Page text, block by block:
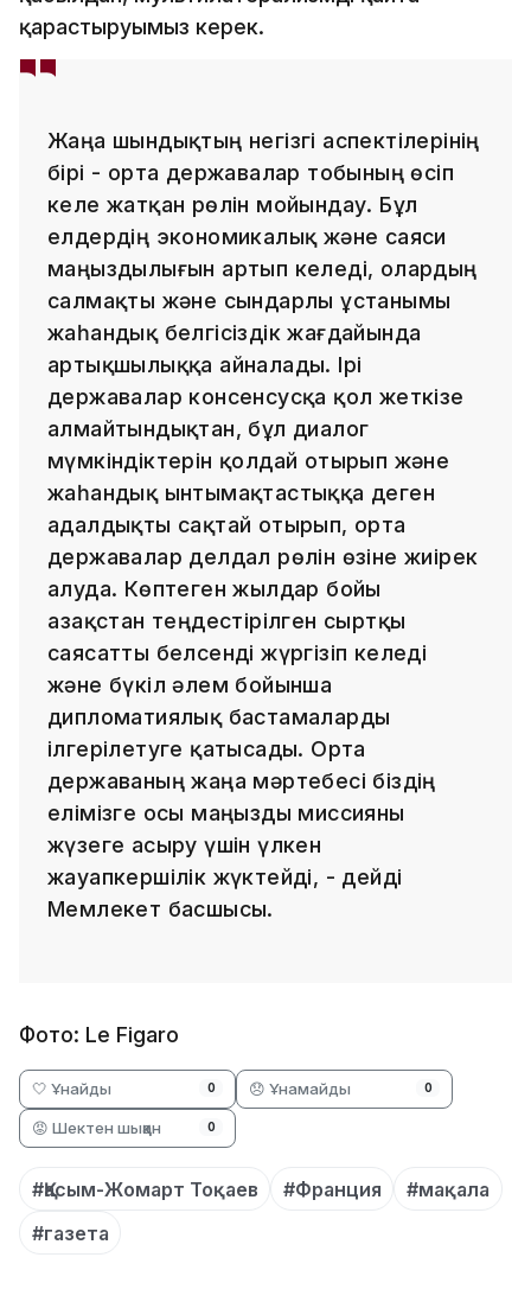
қарастыруымыз керек.
Жаңа шындықтың негізгі аспектілерінің
бірі - орта державалар тобының өсіп
келе жатқан рөлін мойындау. Бұл
елдердің экономикалық және саяси
маңыздылығын артып келеді, олардың
салмақты және сындарлы ұстанымы
жаһандық белгісіздік жағдайында
артықшылыққа айналады. Ірі
державалар консенсусқа қол жеткізе
алмайтындықтан, бұл диалог
мүмкіндіктерін қолдай отырып және
жаһандық ынтымақтастыққа деген
адалдықты сақтай отырып, орта
державалар делдал рөлін өзіне жиірек
алуда. Көптеген жылдар бойы
Қазақстан теңдестірілген сыртқы
саясатты белсенді жүргізіп келеді
және бүкіл әлем бойынша
дипломатиялық бастамаларды
ілгерілетуге қатысады. Орта
державаның жаңа мәртебесі біздің
елімізге осы маңызды миссияны
жүзеге асыру үшін үлкен
жауапкершілік жүктейді, - дейді
Мемлекет басшысы.
Фото: Le Figaro
🤍 Ұнайды 0 😞 Ұнамайды 0
😡 Шектен шыққан 0
#Қасым-Жомарт Тоқаев #Франция
#мақала
#газета